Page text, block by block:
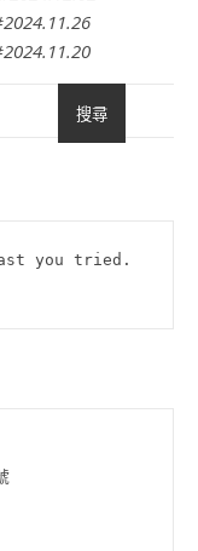
搜尋
you tried.
62153 嘉義縣民雄鄉建國路二段117號